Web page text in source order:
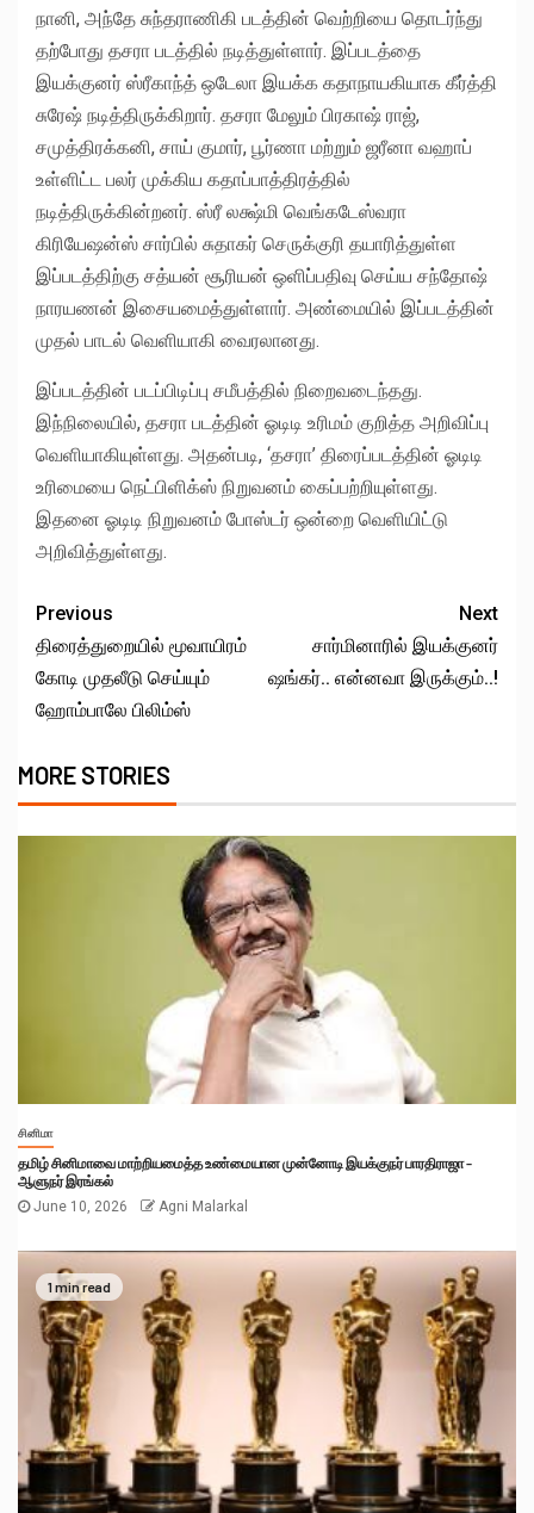
நானி, அந்தே சுந்தராணிகி படத்தின் வெற்றியை தொடர்ந்து
தற்போது தசரா படத்தில் நடித்துள்ளார். இப்படத்தை
இயக்குனர் ஸ்ரீகாந்த் ஒடேலா இயக்க கதாநாயகியாக கீர்த்தி
சுரேஷ் நடித்திருக்கிறார். தசரா மேலும் பிரகாஷ் ராஜ்,
சமுத்திரக்கனி, சாய் குமார், பூர்ணா மற்றும் ஜரீனா வஹாப்
உள்ளிட்ட பலர் முக்கிய கதாப்பாத்திரத்தில்
நடித்திருக்கின்றனர். ஸ்ரீ லக்ஷ்மி வெங்கடேஸ்வரா
கிரியேஷன்ஸ் சார்பில் சுதாகர் செருக்குரி தயாரித்துள்ள
இப்படத்திற்கு சத்யன் சூரியன் ஒளிப்பதிவு செய்ய சந்தோஷ்
நாரயணன் இசையமைத்துள்ளார். அண்மையில் இப்படத்தின்
முதல் பாடல் வெளியாகி வைரலானது.
இப்படத்தின் படப்பிடிப்பு சமீபத்தில் நிறைவடைந்தது.
இந்நிலையில், தசரா படத்தின் ஓடிடி உரிமம் குறித்த அறிவிப்பு
வெளியாகியுள்ளது. அதன்படி, ‘தசரா’ திரைப்படத்தின் ஓடிடி
உரிமையை நெட்பிளிக்ஸ் நிறுவனம் கைப்பற்றியுள்ளது.
இதனை ஓடிடி நிறுவனம் போஸ்டர் ஒன்றை வெளியிட்டு
அறிவித்துள்ளது.
Previous
திரைத்துறையில் மூவாயிரம்
கோடி முதலீடு செய்யும்
ஹோம்பாலே பிலிம்ஸ்
Next
சார்மினாரில் இயக்குனர்
ஷங்கர்.. என்னவா இருக்கும்..!
MORE STORIES
சினிமா
தமிழ் சினிமாவை மாற்றியமைத்த உண்மையான முன்னோடி இயக்குநர் பாரதிராஜா –
ஆளுநர் இரங்கல்
June 10, 2026
Agni Malarkal
1 min read